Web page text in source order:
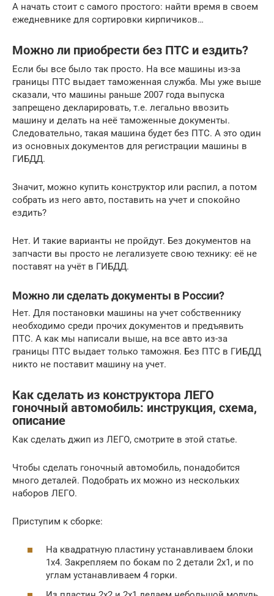
А начать стоит с самого простого: найти время в своем
ежедневнике для сортировки кирпичиков…
Можно ли приобрести без ПТС и ездить?
Если бы все было так просто. На все машины из-за
границы ПТС выдает таможенная служба. Мы уже выше
сказали, что машины раньше 2007 года выпуска
запрещено декларировать, т.е. легально ввозить
машину и делать на неё таможенные документы.
Следовательно, такая машина будет без ПТС. А это один
из основных документов для регистрации машины в
ГИБДД.
Значит, можно купить конструктор или распил, а потом
собрать из него авто, поставить на учет и спокойно
ездить?
Нет. И такие варианты не пройдут. Без документов на
запчасти вы просто не легализуете свою технику: её не
поставят на учёт в ГИБДД.
Можно ли сделать документы в России?
Нет. Для постановки машины на учет собственнику
необходимо среди прочих документов и предъявить
ПТС. А как мы написали выше, на все авто из-за
границы ПТС выдает только таможня. Без ПТС в ГИБДД
никто не поставит машину на учет.
Как сделать из конструктора ЛЕГО
гоночный автомобиль: инструкция, схема,
описание
Как сделать джип из ЛЕГО, смотрите в этой статье.
Чтобы сделать гоночный автомобиль, понадобится
много деталей. Подобрать их можно из нескольких
наборов ЛЕГО.
Приступим к сборке:
На квадратную пластину устанавливаем блоки
1х4. Закрепляем по бокам по 2 детали 2х1, и по
углам устанавливаем 4 горки.